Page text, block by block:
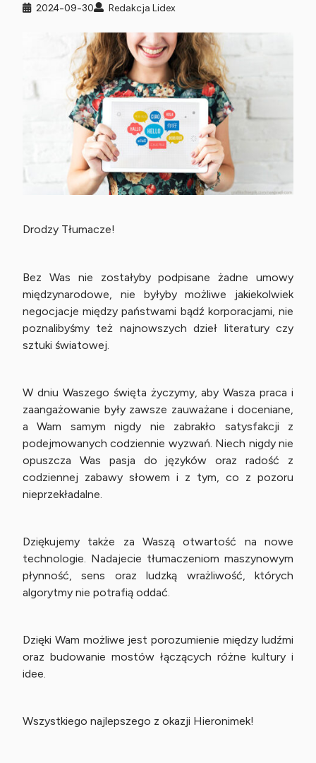
2024-09-30 Redakcja Lidex
Drodzy Tłumacze!
Bez Was nie zostałyby podpisane żadne umowy
międzynarodowe, nie byłyby możliwe jakiekolwiek
negocjacje między państwami bądź korporacjami, nie
poznalibyśmy też najnowszych dzieł literatury czy
sztuki światowej.
W dniu Waszego święta życzymy, aby Wasza praca i
zaangażowanie były zawsze zauważane i doceniane,
a Wam samym nigdy nie zabrakło satysfakcji z
podejmowanych codziennie wyzwań. Niech nigdy nie
opuszcza Was pasja do języków oraz radość z
codziennej zabawy słowem i z tym, co z pozoru
nieprzekładalne.
Dziękujemy także za Waszą otwartość na nowe
technologie. Nadajecie tłumaczeniom maszynowym
płynność, sens oraz ludzką wrażliwość, których
algorytmy nie potrafią oddać.
Dzięki Wam możliwe jest porozumienie między ludźmi
oraz budowanie mostów łączących różne kultury i
idee.
Wszystkiego najlepszego z okazji Hieronimek!